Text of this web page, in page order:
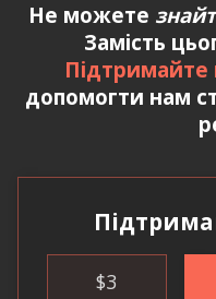
Не можете
Замість
Підтримайте
допомогти нам
$3